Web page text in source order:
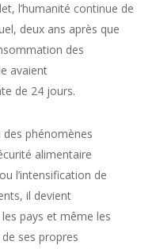
l’humanité continue de
deux ans après que
des
avaient
de 24 jours.
des phénomènes
alimentaire
l’intensification de
il devient
pays et même les
ses propres